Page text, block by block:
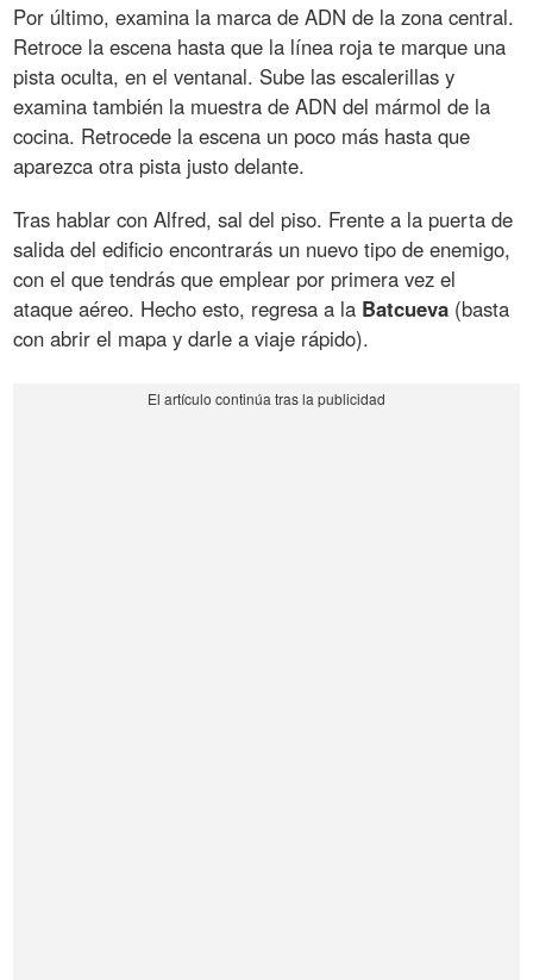
Por último, examina la marca de ADN de la zona central.
Retroce la escena hasta que la línea roja te marque una
pista oculta, en el ventanal. Sube las escalerillas y
examina también la muestra de ADN del mármol de la
cocina. Retrocede la escena un poco más hasta que
aparezca otra pista justo delante.
Tras hablar con Alfred, sal del piso. Frente a la puerta de
salida del edificio encontrarás un nuevo tipo de enemigo,
con el que tendrás que emplear por primera vez el
ataque aéreo. Hecho esto, regresa a la Batcueva (basta
con abrir el mapa y darle a viaje rápido).